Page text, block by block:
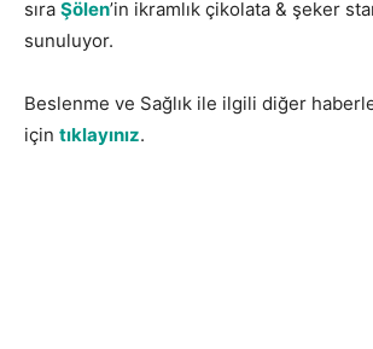
sıra Şölen’in ikramlık çikolata & şeker
sunuluyor.
Beslenme ve Sağlık ile ilgili diğer
için tıklayınız.